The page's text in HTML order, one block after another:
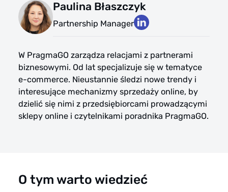
Paulina Błaszczyk
Partnership Manager
W PragmaGO zarządza relacjami z partnerami
biznesowymi. Od lat specjalizuje się w tematyce
e-commerce. Nieustannie śledzi nowe trendy i
interesujące mechanizmy sprzedaży online, by
dzielić się nimi z przedsiębiorcami prowadzącymi
sklepy online i czytelnikami poradnika PragmaGO.
O tym warto wiedzieć